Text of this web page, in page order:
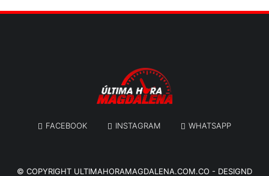
FACEBOOK INSTAGRAM WHATSAPP
© COPYRIGHT ULTIMAHORAMAGDALENA.COM.CO - DESIGND